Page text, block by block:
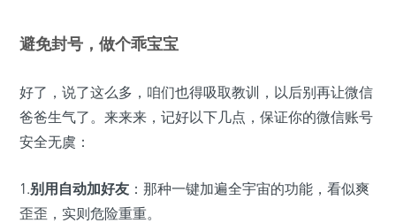
避免封号，做个乖宝宝
好了，说了这么多，咱们也得吸取教训，以后别再让微信
爸爸生气了。来来来，记好以下几点，保证你的微信账号
安全无虞：
1.别用自动加好友 ：那种一键加遍全宇宙的功能，看似爽
歪歪，实则危险重重。